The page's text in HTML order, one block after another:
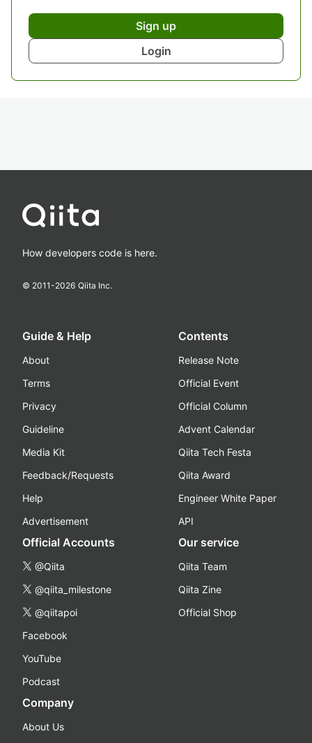
Sign up
Login
How developers code is here.
© 2011-2026 Qiita Inc.
Guide & Help
About
Terms
Privacy
Guideline
Media Kit
Feedback/Requests
Help
Advertisement
Contents
Release Note
Official Event
Official Column
Advent Calendar
Qiita Tech Festa
Qiita Award
Engineer White Paper
API
Official Accounts
@Qiita
@qiita_milestone
@qiitapoi
Facebook
YouTube
Podcast
Our service
Qiita Team
Qiita Zine
Official Shop
Company
About Us